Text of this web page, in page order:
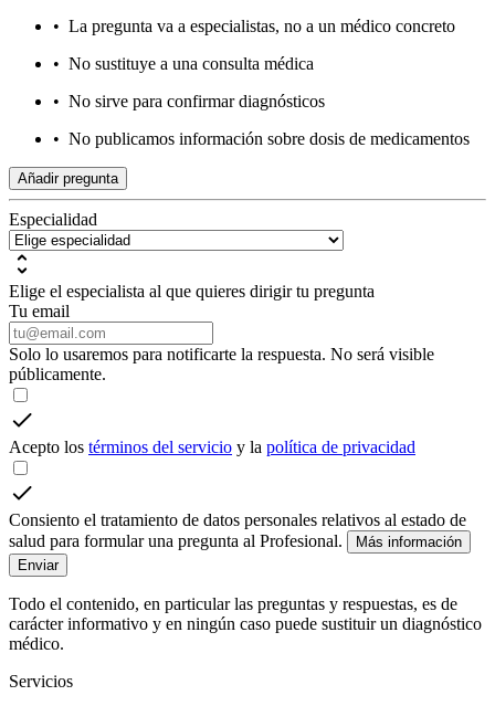
• La pregunta va a especialistas, no a un médico concreto
• No sustituye a una consulta médica
• No sirve para confirmar diagnósticos
• No publicamos información sobre dosis de medicamentos
Añadir pregunta
Especialidad
Elige el especialista al que quieres dirigir tu pregunta
Tu email
Solo lo usaremos para notificarte la respuesta. No será visible
públicamente.
Acepto los términos del servicio y la política de privacidad
Consiento el tratamiento de datos personales relativos al estado de
salud para formular una pregunta al Profesional.
Más información
Enviar
Todo el contenido, en particular las preguntas y respuestas, es de
carácter informativo y en ningún caso puede sustituir un diagnóstico
médico.
Servicios